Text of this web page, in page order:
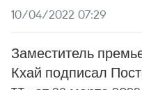
10/04/2022 07:29
Заместитель
Кхай подписал